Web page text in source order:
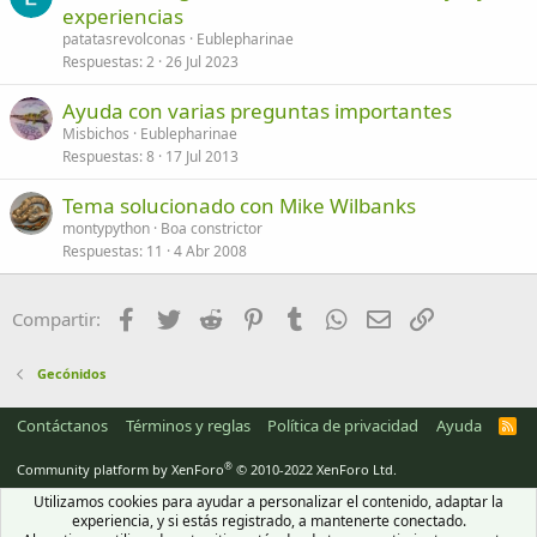
experiencias
patatasrevolconas
Eublepharinae
Respuestas 2 26 Jul 2023
Ayuda con varias preguntas importantes
Misbichos
Eublepharinae
Respuestas 8 17 Jul 2013
Tema solucionado con Mike Wilbanks
montypython Boa constrictor
Respuestas 11 4 Abr 2008
Compartir: Facebook
Twitter Reddit PinterestTumblrWhatsApp
Email
Gecónidos
Contáctanos Términos y reglas Política de privacidad Ayuda
R
Community platform by XenForo® © 2010-2022 XenForo Ltd.
Utilizamos cookies para ayudar a personalizar el contenido, adaptar la
experiencia, y si estás registrado, a mantenerte conectado.